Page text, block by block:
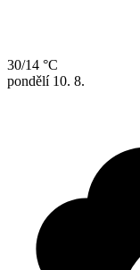
30/14 °C
pondělí 10. 8.